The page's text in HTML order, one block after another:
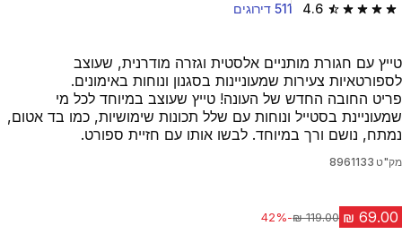
4.6 4.6 out of 5 stars from 511 reviews 511 דירוגים
טייץ עם חגורת מותניים אלסטית וגזרה מודרנית, שעוצב
לספורטאיות צעירות שמעוניינות בסגנון ונוחות באימונים.
פריט החובה החדש של העונה! טייץ שעוצב במיוחד לכל מי
שמעוניינת בסטייל ונוחות עם שלל תכונות שימושיות, כמו בד אטום,
נמתח, נושם ורך במיוחד. לבשו אותו עם חזיית ספורט.
מק"ט 8961133
מחיר לפני הנחה
-42%